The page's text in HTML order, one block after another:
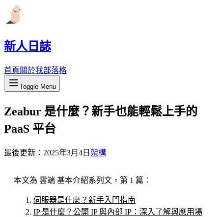
新人日誌
首頁 關於我部落格
Toggle Menu
Zeabur 是什麼？新手也能輕鬆上手的
PaaS 平台
最後更新： 2025年3月4日 架構
本文為 雲端 基本介紹系列文，第 1 篇：
伺服器是什麼？新手入門指南
IP 是什麼？公開 IP 與內部 IP：深入了解與應用場